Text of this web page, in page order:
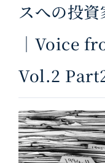
スへの投
｜Voice
Vol.2